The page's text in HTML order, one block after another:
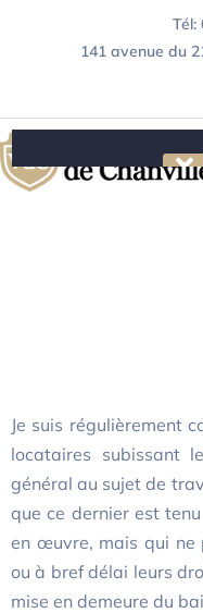
Tél:
141 avenue du
Articles juridiques
Contact
Je suis régulièrement
locataires subissant
général au sujet de
que ce dernier est
en œuvre, mais qui ne
ou à bref délai leurs
mise en demeure du